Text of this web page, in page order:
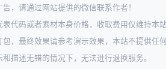
，请通过网站提供的微信联系作者！
代码或者素材本身价格，收取费用仅维持本
，最终效果请参考演示效果，本站不提供任
描述无错的情况下，无法进行退换服务。